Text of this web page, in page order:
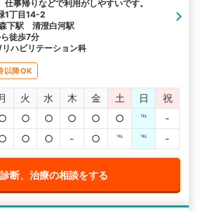
仕事帰りなどで利用がしやすいです。
1丁目14-2
下駅 清澄白河駅
徒歩7分
ハビリテーション科
以降OK
月 火 水 木 金 土 日
祝
○ ○ ○ ○ ○ ℡
-
○ ○ - ○ ℡ ℡ -
診断、治療の相談をする